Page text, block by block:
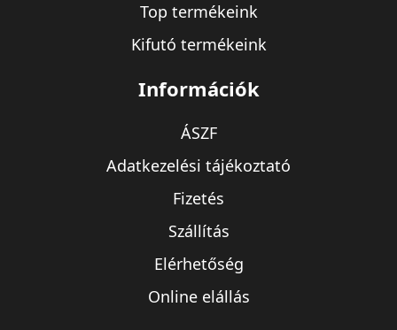
Top termékeink
Kifutó termékeink
Információk
ÁSZF
Adatkezelési tájékoztató
Fizetés
Szállítás
Elérhetőség
Online elállás